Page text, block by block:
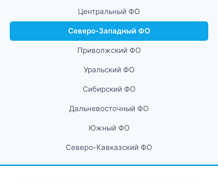
Центральный ФО
Северо-Западный ФО
Приволжский ФО
Уральский ФО
Сибирский ФО
Дальневосточный ФО
Южный ФО
Северо-Кавказский ФО